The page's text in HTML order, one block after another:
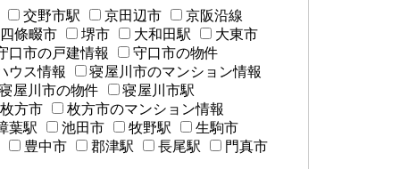
交野市駅 京田辺市
京阪沿線
條畷市 堺市 大和田駅
大東市
口市の戸建情報
守口市の物件
ウス情報
寝屋川市のマンション情報
屋川市の物件
寝屋川市駅
方市
枚方市のマンション情報
葉駅 池田市 牧野駅
生駒市
豊中市 郡津駅 長尾駅
門真市